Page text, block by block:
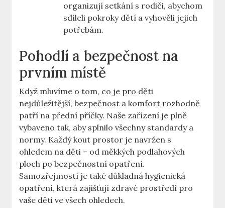
organizují setkání s rodiči, abychom
sdíleli pokroky dětí a vyhověli jejich
potřebám.
Pohodlí a bezpečnost na
prvním místě
Když mluvíme o tom, co je pro děti
nejdůležitější, bezpečnost a komfort rozhodně
patří na přední příčky. Naše zařízení je plně
vybaveno tak, aby splnilo všechny standardy a
normy. Každý kout prostor je navržen s
ohledem na děti – od měkkých podlahových
ploch po bezpečnostní opatření.
Samozřejmostí je také důkladná hygienická
opatření, která zajišťují zdravé prostředí pro
vaše děti ve všech ohledech.